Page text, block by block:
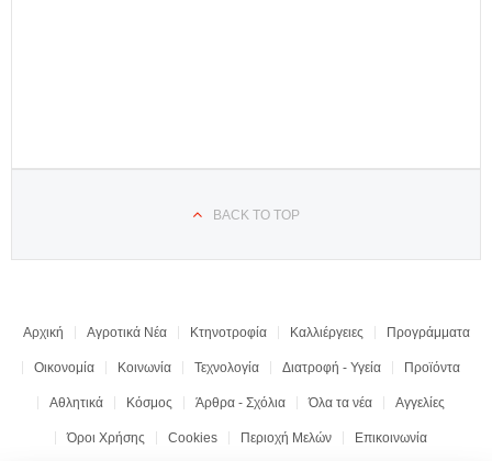
BACK TO TOP
Αρχική Αγροτικά Νέα Κτηνοτροφία Καλλιέργειες Προγράμματα
Οικονομία Κοινωνία Τεχνολογία Διατροφή - Υγεία Προϊόντα
Αθλητικά Κόσμος Άρθρα - Σχόλια Όλα τα νέα Αγγελίες
Όροι Χρήσης Cookies Περιοχή Μελών Επικοινωνία